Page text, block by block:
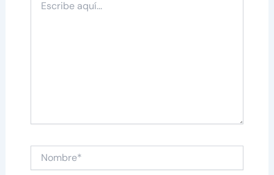
aquí...
Nombre*